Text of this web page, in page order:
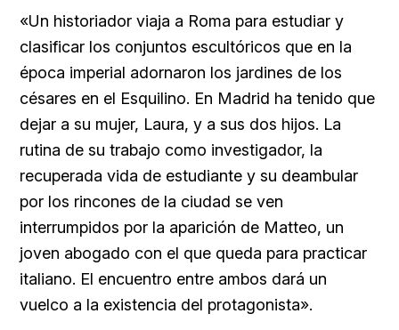
«Un historiador viaja a Roma para estudiar y
clasificar los conjuntos escultóricos que en la
época imperial adornaron los jardines de los
césares en el Esquilino. En Madrid ha tenido que
dejar a su mujer, Laura, y a sus dos hijos. La
rutina de su trabajo como investigador, la
recuperada vida de estudiante y su deambular
por los rincones de la ciudad se ven
interrumpidos por la aparición de Matteo, un
joven abogado con el que queda para practicar
italiano. El encuentro entre ambos dará un
vuelco a la existencia del protagonista».